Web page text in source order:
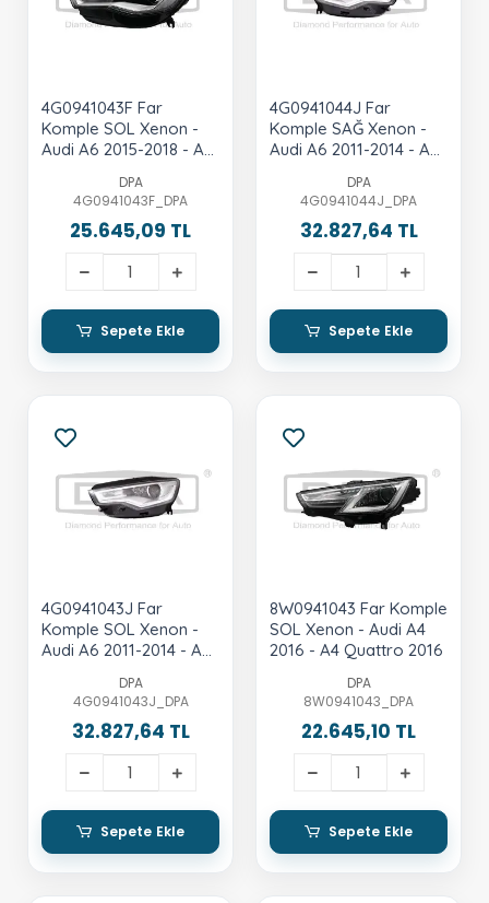
4G0941043F Far
Komple SOL Xenon -
Audi A6 2015-2018 - A6
Quattro 2015-2018
DPA
4G0941043F_DPA
25.645,09 TL
Sepete Ekle
4G0941044J Far
Komple SAĞ Xenon -
Audi A6 2011-2014 - A6
Quattro 2011-2014 -
Rs6 2013-2018
DPA
4G0941044J_DPA
32.827,64 TL
Sepete Ekle
4G0941043J Far
Komple SOL Xenon -
Audi A6 2011-2014 - A6
Quattro 2011-2014 -
Rs6 2013-2018
DPA
4G0941043J_DPA
32.827,64 TL
Sepete Ekle
8W0941043 Far Komple
SOL Xenon - Audi A4
2016 - A4 Quattro 2016
DPA
8W0941043_DPA
22.645,10 TL
Sepete Ekle